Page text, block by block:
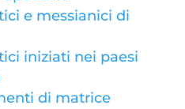
e messianici di
iniziati nei paesi
di matrice